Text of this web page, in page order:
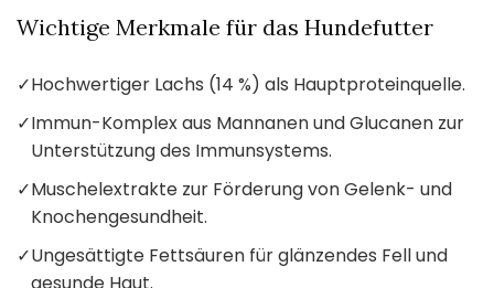
Wichtige Merkmale für das Hundefutter
✓Hochwertiger Lachs (14 %) als Hauptproteinquelle.
✓Immun-Komplex aus Mannanen und Glucanen zur
Unterstützung des Immunsystems.
✓Muschelextrakte zur Förderung von Gelenk- und
Knochengesundheit.
✓Ungesättigte Fettsäuren für glänzendes Fell und